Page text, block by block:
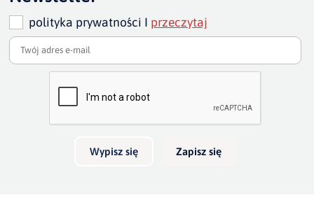
Dodaj opinię o produkcie
Twoja ocena
Bardzo dobry
Twoja opinia o produkcie
polityka prywatności I przeczytaj
Wypisz się Zapisz się